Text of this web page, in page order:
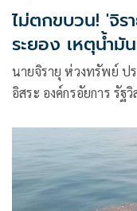
ไม่ตกขบวน! 'จิร
ระยอง เหตุน้ำมั
นายจิรายุ ห่วงทรัพย์ ป
อิสระ องค์กรอัยการ รั